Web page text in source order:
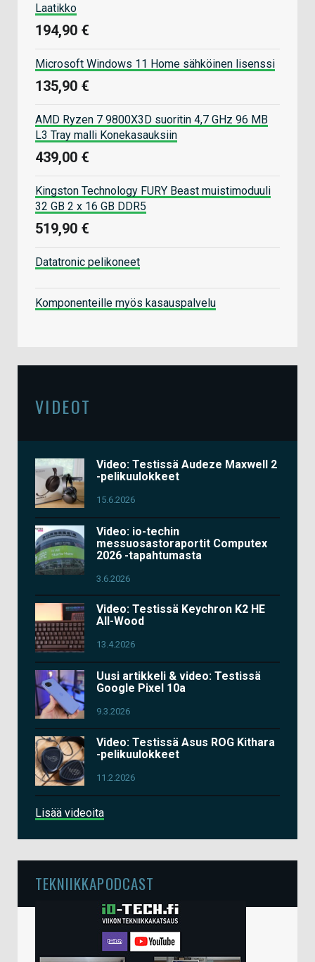
Laatikko
194,90 €
Microsoft Windows 11 Home sähköinen lisenssi
135,90 €
AMD Ryzen 7 9800X3D suoritin 4,7 GHz 96 MB
L3 Tray malli Konekasauksiin
439,00 €
Kingston Technology FURY Beast muistimoduuli
32 GB 2 x 16 GB DDR5
519,90 €
Datatronic pelikoneet
Komponenteille myös kasauspalvelu
VIDEOT
Video: Testissä Audeze Maxwell 2
-pelikuulokkeet
15.6.2026
Video: io-techin
messuosastoraportit Computex
2026 -tapahtumasta
3.6.2026
Video: Testissä Keychron K2 HE
All-Wood
13.4.2026
Uusi artikkeli & video: Testissä
Google Pixel 10a
9.3.2026
Video: Testissä Asus ROG Kithara
-pelikuulokkeet
11.2.2026
Lisää videoita
TEKNIIKKAPODCAST